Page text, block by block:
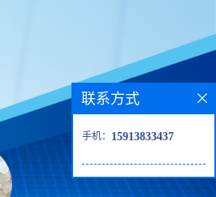
联系方式
手机： 15913833437